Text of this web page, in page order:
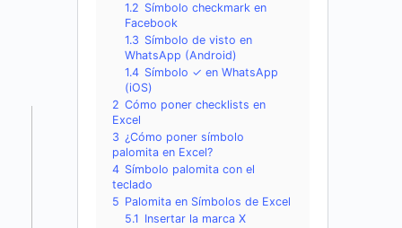
1.2 Símbolo checkmark en
Facebook
1.3 Símbolo de visto en
WhatsApp (Android)
1.4 Símbolo ✓ en WhatsApp
(iOS)
2 Cómo poner checklists en
Excel
3 ¿Cómo poner símbolo
palomita en Excel?
4 Símbolo palomita con el
teclado
5 Palomita en Símbolos de Excel
5.1 Insertar la marca X